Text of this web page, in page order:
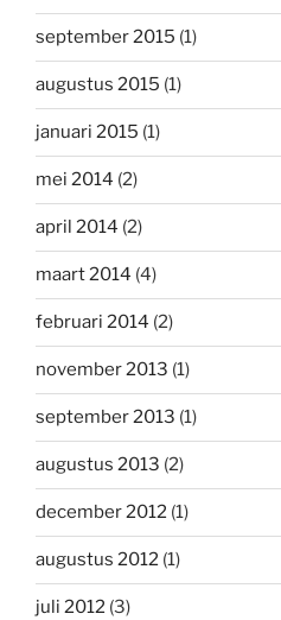
september 2015 (1)
augustus 2015 (1)
januari 2015 (1)
mei 2014 (2)
april 2014 (2)
maart 2014 (4)
februari 2014 (2)
november 2013 (1)
september 2013 (1)
augustus 2013 (2)
december 2012 (1)
augustus 2012 (1)
juli 2012 (3)